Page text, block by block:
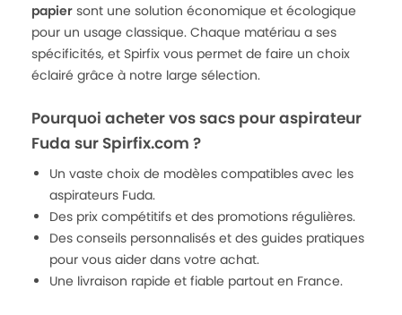
papier sont une solution économique et écologique
pour un usage classique. Chaque matériau a ses
spécificités, et Spirfix vous permet de faire un choix
éclairé grâce à notre large sélection.
Pourquoi acheter vos sacs pour aspirateur
Fuda sur Spirfix.com ?
Un vaste choix de modèles compatibles avec les
aspirateurs Fuda.
Des prix compétitifs et des promotions régulières.
Des conseils personnalisés et des guides pratiques
pour vous aider dans votre achat.
Une livraison rapide et fiable partout en France.